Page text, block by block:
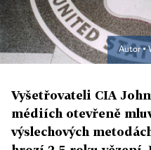
Autor ▪
Vyšetřovateli CIA
médiích otevřeně
výslechových